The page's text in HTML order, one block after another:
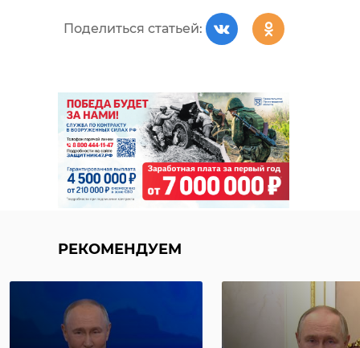
Поделиться статьей:
РЕКОМЕНДУЕМ